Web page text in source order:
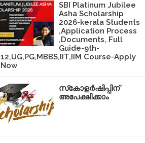
SBI Platinum Jubilee
Asha Scholarship
2026-kerala Students
,Application Process
,Documents, Full
Guide-9th-
12,UG,PG,MBBS,IIT,IIM Course-Apply
Now
സ്‌കോളർഷിപ്പിന്
അപേക്ഷിക്കാം